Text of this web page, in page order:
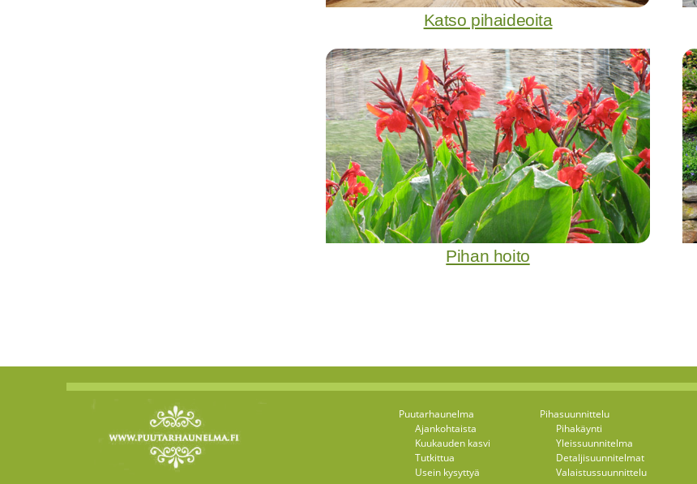
Katso pihaideoita
Pihan hoito
Puutarhaunelma
Ajankohtaista
Kuukauden kasvi
Tutkittua
Usein kysyttyä
Pihasuunnittelu
Pihakäynti
Yleissuunnitelma
Detaljisuunnitelmat
Valaistussuunnittelu